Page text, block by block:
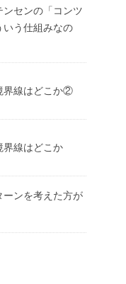
センの「コンツ
いう仕組みなの
界線はどこか②
界線はどこか
ーンを考えた方が